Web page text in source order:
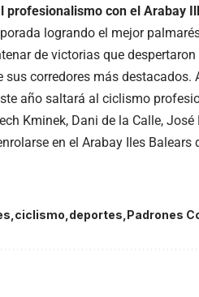
profesionalismo con el Arabay
logrando el mejor
de victorias que
corredores más
año saltará al ciclismo
Kminek, Dani de la Calle,
en el Arabay Iles
ciclismo deportes Padrones